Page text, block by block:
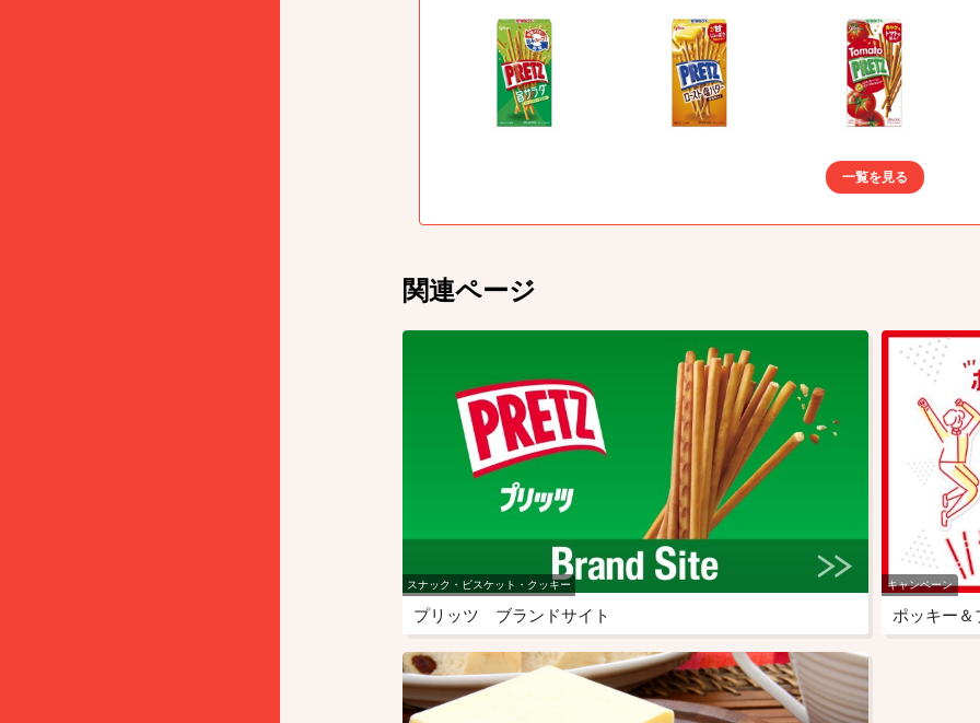
一覧を見る
関連ページ
スナック・ビスケット・クッキー
プリッツ ブランドサイト
キャンペーン
ポッキー